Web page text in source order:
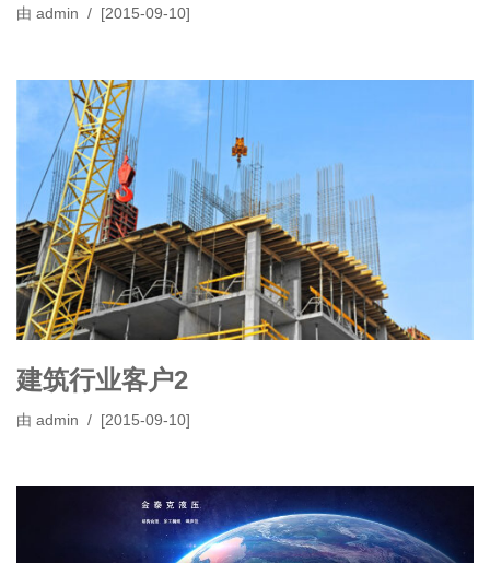
由 admin [2015-09-10]
建筑行业客户2
由 admin [2015-09-10]